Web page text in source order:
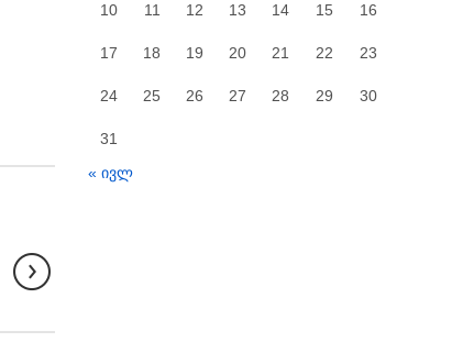
10 11 12 13 14 15 16
17 18 19 20 21 22 23
24 25 26 27 28 29 30
31
« ივლ